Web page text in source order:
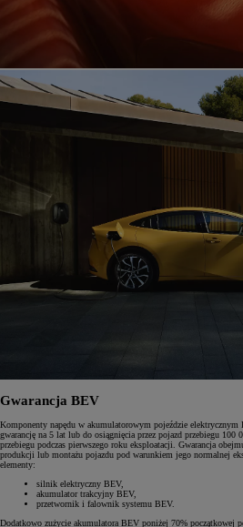
Gwarancja BEV
Komponenty napędu w akumulatorowym pojeździe
gwarancję na 5 lat lub do osiągnięcia przez pojazd przebiegu
przebiegu podczas pierwszego roku eksploatacji. Gwarancja
produkcji lub montażu pojazdu pod warunkiem jego normalnej
elementy:
silnik elektryczny BEV,
akumulator trakcyjny BEV,
przetwornik i falownik systemu BEV.
Dodatkowo zużycie akumulatora BEV poniżej 70% początkowej